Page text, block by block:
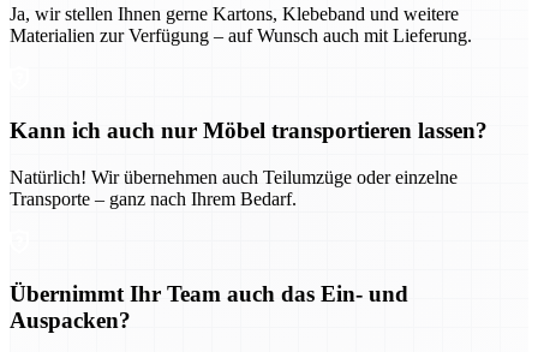
Ja, wir stellen Ihnen gerne Kartons, Klebeband und weitere
Materialien zur Verfügung – auf Wunsch auch mit Lieferung.
Kann ich auch nur Möbel transportieren lassen?
Natürlich! Wir übernehmen auch Teilumzüge oder einzelne
Transporte – ganz nach Ihrem Bedarf.
Übernimmt Ihr Team auch das Ein- und
Auspacken?